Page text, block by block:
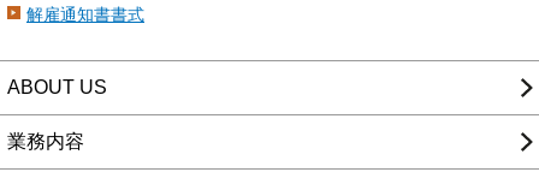
解雇通知書書式
ABOUT US
業務内容